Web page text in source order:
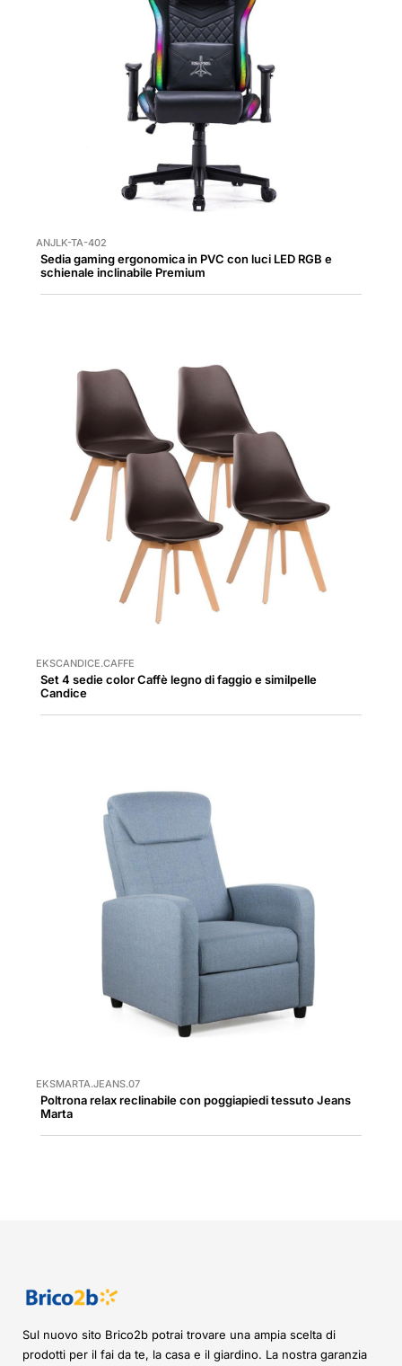
ANJLK-TA-402
Sedia gaming ergonomica in PVC con luci LED RGB e
schienale inclinabile Premium
EKSCANDICE.CAFFE
Set 4 sedie color Caffè legno di faggio e similpelle
Candice
EKSMARTA.JEANS.07
Poltrona relax reclinabile con poggiapiedi tessuto Jeans
Marta
Sul nuovo sito Brico2b potrai trovare una ampia scelta di
prodotti per il fai da te, la casa e il giardino. La nostra garanzia